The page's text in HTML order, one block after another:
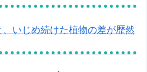
いじめ続けた植物の差が歴然